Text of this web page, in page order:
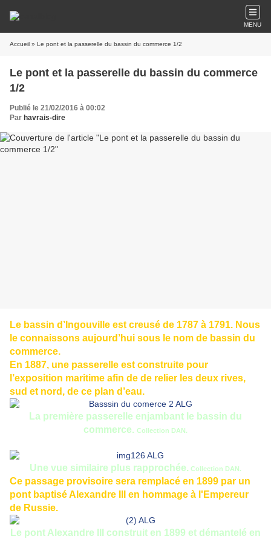
MENU
Accueil » Le pont et la passerelle du bassin du commerce 1/2
Le pont et la passerelle du bassin du commerce
1/2
Publié le 21/02/2016 à 00:02
Par havrais-dire
Le bassin d’Ingouville est creusé de 1787 à 1791. Nous
le connaissons aujourd’hui sous le nom de bassin du
commerce.
En 1887, une passerelle est construite pour
l’exposition maritime afin de de relier les deux rives,
sud et nord, de ce plan d’eau.
La première passerelle enjambant le bassin du
commerce. Collection DAN.
Une vue similaire plus rapprochée. Collection DAN.
Ce passage provisoire sera remplacé en 1899 par un
pont baptisé Alexandre III en hommage à l'Empereur
de Russie.
Le pont Alexandre III construit en 1899 et démantelé en